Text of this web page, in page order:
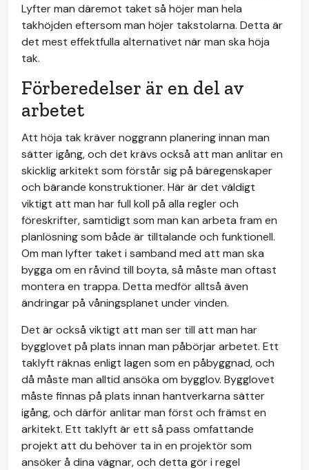
Lyfter man däremot taket så höjer man hela
takhöjden eftersom man höjer takstolarna. Detta är
det mest effektfulla alternativet när man ska höja
tak.
Förberedelser är en del av
arbetet
Att höja tak kräver noggrann planering innan man
sätter igång, och det krävs också att man anlitar en
skicklig arkitekt som förstår sig på bäregenskaper
och bärande konstruktioner. Här är det väldigt
viktigt att man har full koll på alla regler och
föreskrifter, samtidigt som man kan arbeta fram en
planlösning som både är tilltalande och funktionell.
Om man lyfter taket i samband med att man ska
bygga om en råvind till boyta, så måste man oftast
montera en trappa. Detta medför alltså även
ändringar på våningsplanet under vinden.
Det är också viktigt att man ser till att man har
bygglovet på plats innan man påbörjar arbetet. Ett
taklyft räknas enligt lagen som en påbyggnad, och
då måste man alltid ansöka om bygglov. Bygglovet
måste finnas på plats innan hantverkarna sätter
igång, och därför anlitar man först och främst en
arkitekt. Ett taklyft är ett så pass omfattande
projekt att du behöver ta in en projektör som
ansöker å dina vägnar, och detta gör i regel